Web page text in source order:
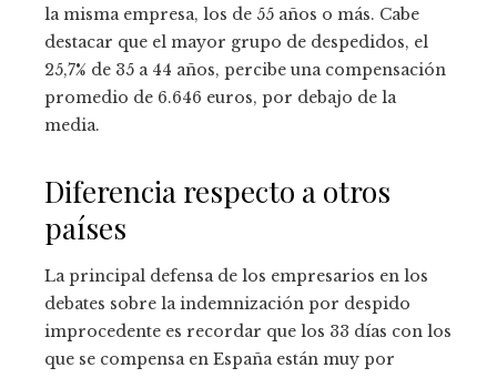
la misma empresa, los de 55 años o más. Cabe
destacar que el mayor grupo de despedidos, el
25,7% de 35 a 44 años, percibe una compensación
promedio de 6.646 euros, por debajo de la
media.
Diferencia respecto a otros
países
La principal defensa de los empresarios en los
debates sobre la indemnización por despido
improcedente es recordar que los 33 días con los
que se compensa en España están muy por